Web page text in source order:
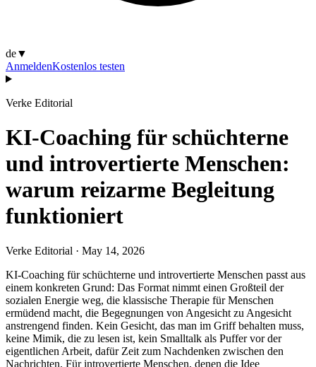
de▼
AnmeldenKostenlos testen
Verke Editorial
KI-Coaching für schüchterne
und introvertierte Menschen:
warum reizarme Begleitung
funktioniert
Verke Editorial · May 14, 2026
KI-Coaching für schüchterne und introvertierte Menschen passt aus
einem konkreten Grund: Das Format nimmt einen Großteil der
sozialen Energie weg, die klassische Therapie für Menschen
ermüdend macht, die Begegnungen von Angesicht zu Angesicht
anstrengend finden. Kein Gesicht, das man im Griff behalten muss,
keine Mimik, die zu lesen ist, kein Smalltalk als Puffer vor der
eigentlichen Arbeit, dafür Zeit zum Nachdenken zwischen den
Nachrichten. Für introvertierte Menschen, denen die Idee